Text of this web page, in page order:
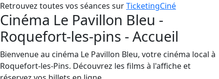
Retrouvez toutes vos séances surTicketingCiné
Cinéma Le Pavillon Bleu -
Roquefort-les-pins - Accueil
Bienvenue au cinéma Le Pavillon Bleu, votre cinéma local à
Roquefort-les-Pins. Découvrez les films à l'affiche et